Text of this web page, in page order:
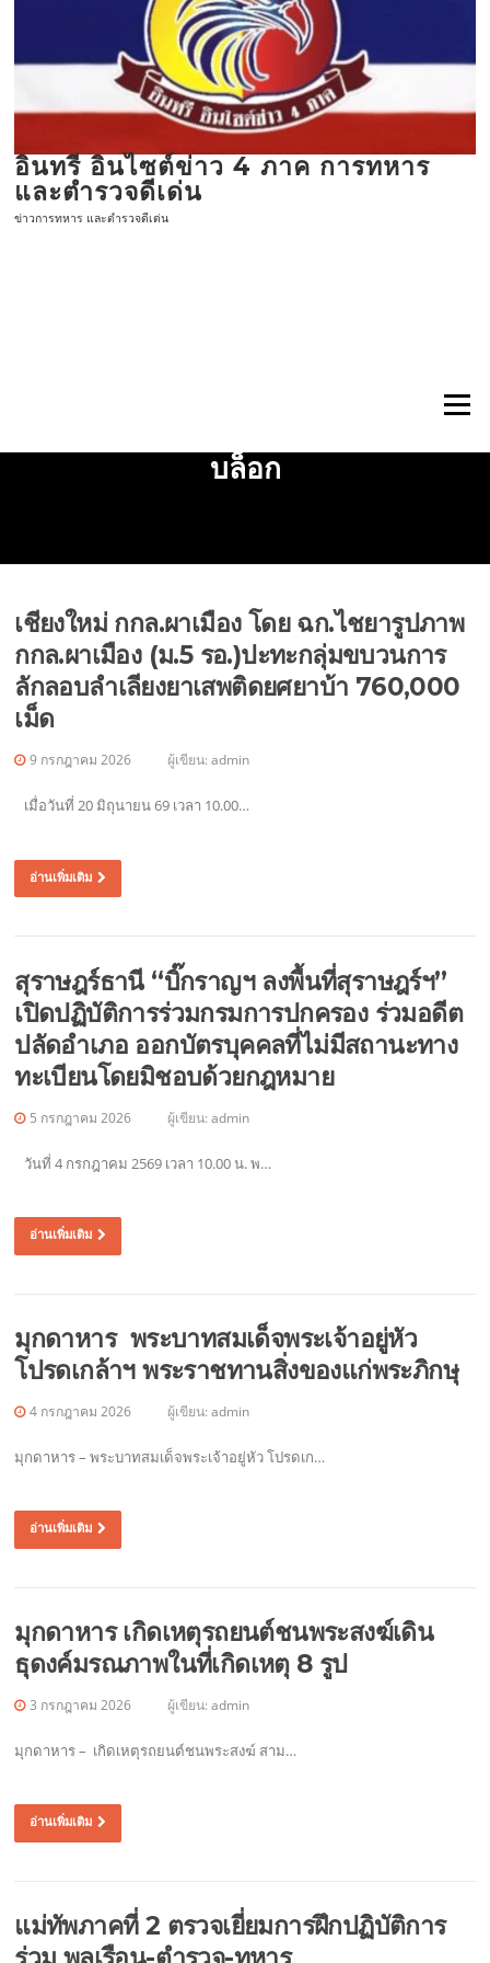
อินทรี อินไซต์ข่าว 4 ภาค การทหาร
และตำรวจดีเด่น
ข่าวการทหาร และตำรวจดีเด่น
เมนู
บล็อก
เชียงใหม่ กกล.ผาเมือง โดย ฉก.ไชยารูปภาพ
กกล.ผาเมือง (ม.5 รอ.)ปะทะกลุ่มขบวนการ
ลักลอบลำเลียงยาเสพติดยศยาบ้า 760,000
เม็ด
9 กรกฎาคม 2026 ผู้เขียน:admin
เมื่อวันที่ 20 มิถุนายน 69 เวลา 10.00…
อ่านเพิ่มเติม
สุราษฎร์ธานี “บิ๊กราญฯ ลงพื้นที่สุราษฎร์ฯ”
เปิดปฏิบัติการร่วมกรมการปกครอง ร่วมอดีต
ปลัดอำเภอ ออกบัตรบุคคลที่ไม่มีสถานะทาง
ทะเบียนโดยมิชอบด้วยกฎหมาย
5 กรกฎาคม 2026 ผู้เขียน:admin
วันที่ 4 กรกฎาคม 2569 เวลา 10.00 น. พ…
อ่านเพิ่มเติม
มุกดาหาร พระบาทสมเด็จพระเจ้าอยู่หัว
โปรดเกล้าฯ พระราชทานสิ่งของแก่พระภิกษุ
4 กรกฎาคม 2026 ผู้เขียน:admin
มุกดาหาร – พระบาทสมเด็จพระเจ้าอยู่หัว โปรดเก…
อ่านเพิ่มเติม
มุกดาหาร เกิดเหตุรถยนต์ชนพระสงฆ์เดิน
ธุดงค์มรณภาพในที่เกิดเหตุ 8 รูป
3 กรกฎาคม 2026 ผู้เขียน:admin
มุกดาหาร – เกิดเหตุรถยนต์ชนพระสงฆ์ สาม…
อ่านเพิ่มเติม
แม่ทัพภาคที่ 2 ตรวจเยี่ยมการฝึกปฏิบัติการ